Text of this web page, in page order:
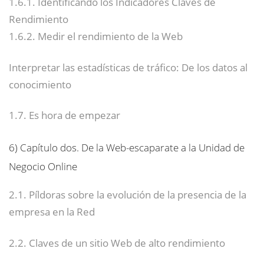
Rendimiento
1.6.2. Medir el rendimiento de la Web
Interpretar las estadísticas de tráfico: De los datos al
conocimiento
1.7. Es hora de empezar
6) Capítulo dos. De la Web-escaparate a la Unidad de
Negocio Online
2.1. Píldoras sobre la evolución de la presencia de la
empresa en la Red
2.2. Claves de un sitio Web de alto rendimiento